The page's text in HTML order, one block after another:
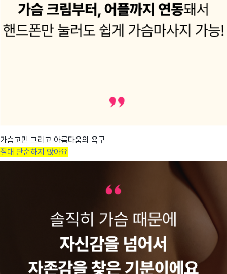
가슴고민 그리고 아름다움의 욕구
절대 단순하지 않아요